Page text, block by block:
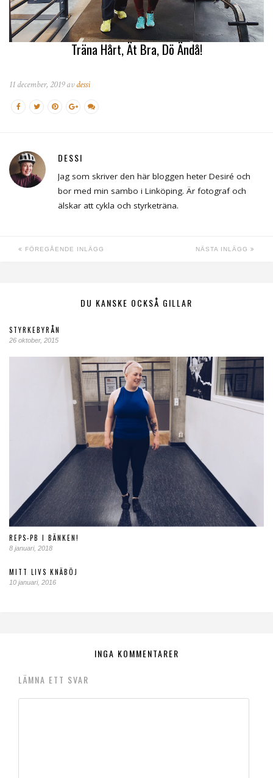
Träna Hårt, Ät Bra, Dö Ändå!
11 december, 2019 avdessi
DESSI
Jag som skriver den här bloggen heter Desiré och
bor med min sambo i Linköping. Är fotograf och
älskar att cykla och styrketräna.
FÖREGÅENDE INLÄGG NÄSTA INLÄGG
DU KANSKE OCKSÅ GILLAR
STYRKEBYRÅN
26 oktober, 2015
REPS-PB I BÄNKEN!
8 januari, 2018
MITT LIVS KNÄBÖJ
10 januari, 2016
INGA KOMMENTARER
LÄMNA ETT SVAR